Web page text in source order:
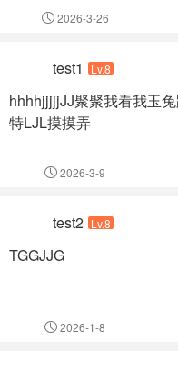
 2026-3-26
test1 Lv.8
hhhhjjjjjJJ聚聚我看我玉
特LJL摸摸弄
 2026-3-9
test2 Lv.8
TGGJJG
 2026-1-8